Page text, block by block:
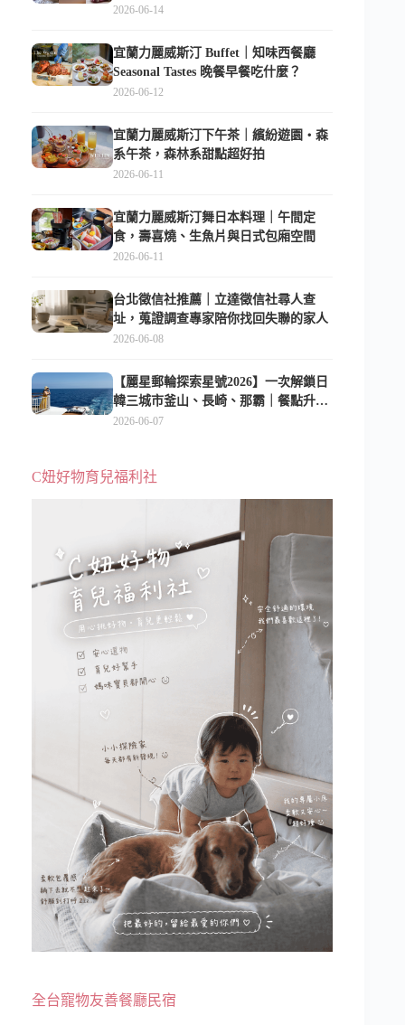
俱樂部超適合放電
2026-06-14
宜蘭力麗威斯汀 Buffet｜知味西餐廳
Seasonal Tastes 晚餐早餐吃什麼？
2026-06-12
宜蘭力麗威斯汀下午茶｜繽紛遊園・森
系午茶，森林系甜點超好拍
2026-06-11
宜蘭力麗威斯汀舞日本料理｜午間定
食，壽喜燒、生魚片與日式包廂空間
2026-06-11
台北徵信社推薦｜立達徵信社尋人查
址，蒐證調查專家陪你找回失聯的家人
2026-06-08
【麗星郵輪探索星號2026】一次解鎖日
韓三城市釜山、長崎、那霸｜餐點升
級、表演更新、船上慶生超難忘
2026-06-07
C妞好物育兒福利社
全台寵物友善餐廳民宿